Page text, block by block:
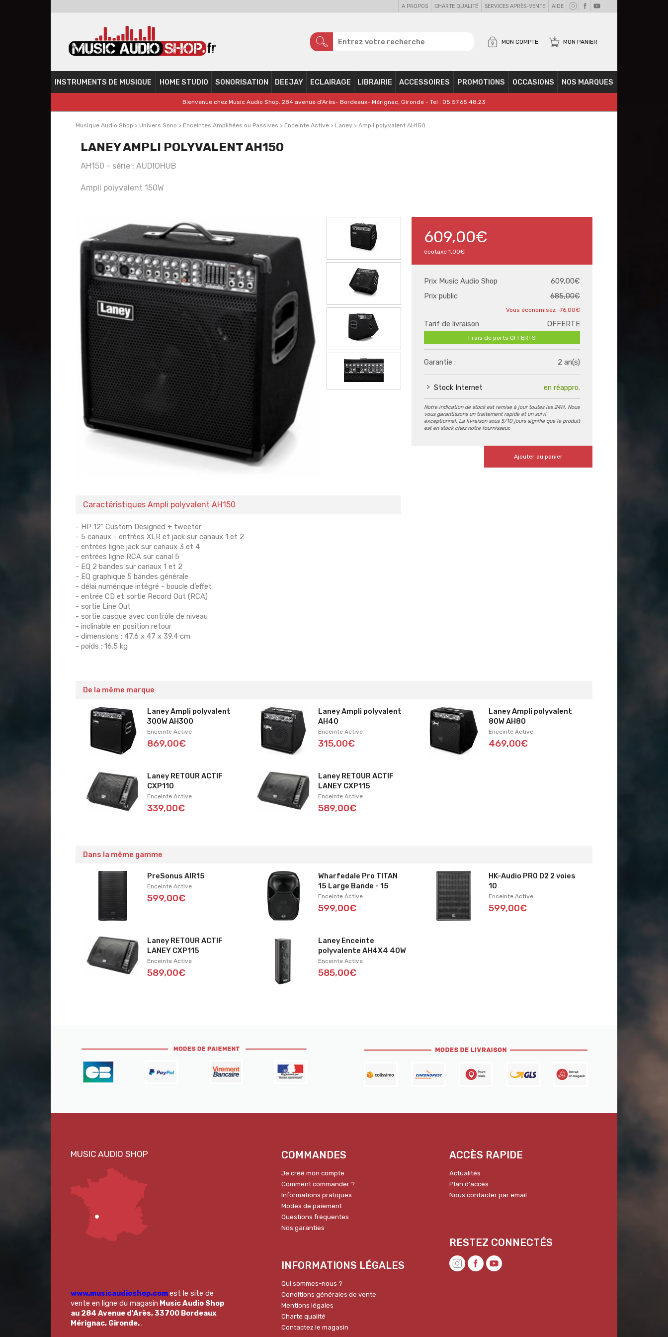
A PROPOS CHARTE QUALITÉ SERVICES APRÈS-VENTE AIDE
MON PANIER
MON COMPTE
INSTRUMENTS DE MUSIQUE HOME STUDIO SONORISATION DEEJAY ECLAIRAGE LIBRAIRIE ACCESSOIRES PROMOTIONS OCCASIONS NOS MARQUES
Bienvenue chez Music Audio Shop. 284 avenue d'Arès- Bordeaux- Mérignac, Gironde - Tel : 05.57.65.48.23
Musique Audio Shop > Univers Sono > Enceintes Amplifiées ou Passives > Enceinte Active > Laney > Ampli polyvalent AH150
LANEY AMPLI POLYVALENT AH150
AH150 - série : AUDIOHUB
Ampli polyvalent 150W
609,00€
écotaxe 1,00€
Prix Music Audio Shop
609,00€
Prix public
685,00€
-76,00€
Tarif de livraison OFFERTE
Frais de ports OFFERTS
Garantie : 2 an(s)
Stock Internet en réappro.
Notre indication de stock est remise à jour toutes les 24H. Nous
vous garantissons un traitement rapide et un suivi
exceptionnel. La livraison sous 5/10 jours signifie que le produit
est en stock chez notre fournisseur.
Ajouter au panier
Caractéristiques Ampli polyvalent AH150
- HP 12" Custom Designed + tweeter
- 5 canaux - entrées XLR et jack sur canaux 1 et 2
- entrées ligne jack sur canaux 3 et 4
- entrées ligne RCA sur canal 5
- EQ 2 bandes sur canaux 1 et 2
- EQ graphique 5 bandes générale
- délai numérique intégré - boucle d’effet
- entrée CD et sortie Record Out (RCA)
- sortie Line Out
- sortie casque avec contrôle de niveau
- inclinable en position retour
- dimensions : 47.6 x 47 x 39.4 cm
- poids : 16.5 kg
De la même marque
Laney Ampli polyvalent
300W AH300
Enceinte Active
869,00€
Laney Ampli polyvalent
AH40
Enceinte Active
315,00€
Laney Ampli polyvalent
80W AH80
Enceinte Active
469,00€
Laney RETOUR ACTIF
CXP110
Enceinte Active
339,00€
Laney RETOUR ACTIF
LANEY CXP115
Enceinte Active
589,00€
Dans la même gamme
PreSonus AIR15
Enceinte Active
599,00€
Wharfedale Pro TITAN
15 Large Bande - 15
Enceinte Active
599,00€
HK-Audio PRO D2 2 voies
10
Enceinte Active
599,00€
Laney RETOUR ACTIF
LANEY CXP115
Enceinte Active
589,00€
Laney Enceinte
polyvalente AH4X4 40W
Enceinte Active
585,00€
www.musicaudioshop.comest le site de
vente en ligne du magasin Music Audio Shop
au 284 Avenue d'Arès, 33700 Bordeaux
Mérignac, Gironde..
COMMANDES
Je créé mon compte
Comment commander ?
Informations pratiques
Modes de paiement
Questions fréquentes
Nos garanties
INFORMATIONS LÉGALES
Qui sommes-nous ?
Conditions générales de vente
Mentions légales
Charte qualité
Contactez le magasin
ACCÈS RAPIDE
Actualités
Plan d'accès
Nous contacter par email